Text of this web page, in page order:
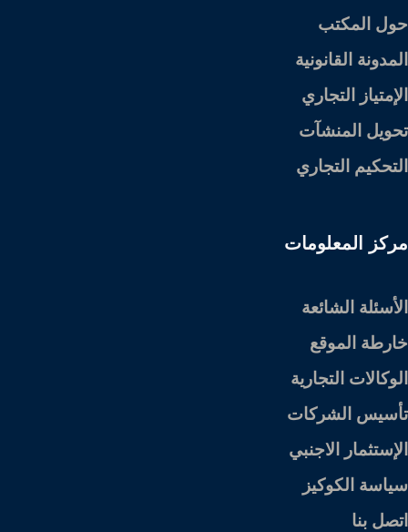
حول المكتب
المدونة القانونية
الإمتياز التجاري
تحويل المنشآت
التحكيم التجاري
مركز المعلومات
الأسئلة الشائعة
خارطة الموقع
الوكالات التجارية
تأسيس الشركات
الإستثمار الاجنبي
سياسة الكوكيز
اتصل بنا